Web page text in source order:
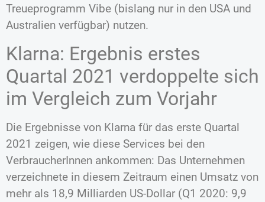
Treueprogramm Vibe (bislang nur in den USA und
Australien verfügbar) nutzen.
Klarna: Ergebnis erstes
Quartal 2021 verdoppelte sich
im Vergleich zum Vorjahr
Die Ergebnisse von Klarna für das erste Quartal
2021 zeigen, wie diese Services bei den
VerbraucherInnen ankommen: Das Unternehmen
verzeichnete in diesem Zeitraum einen Umsatz von
mehr als 18,9 Milliarden US-Dollar (Q1 2020: 9,9